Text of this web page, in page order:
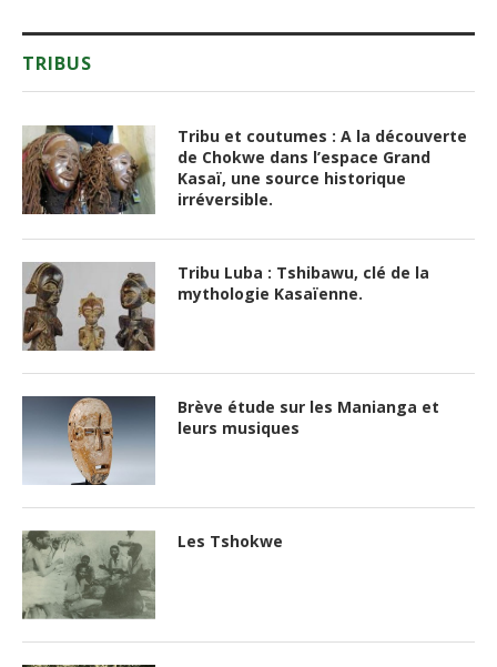
TRIBUS
Tribu et coutumes : A la découverte
de Chokwe dans l’espace Grand
Kasaï, une source historique
irréversible.
Tribu Luba : Tshibawu, clé de la
mythologie Kasaïenne.
Brève étude sur les Manianga et
leurs musiques
Les Tshokwe